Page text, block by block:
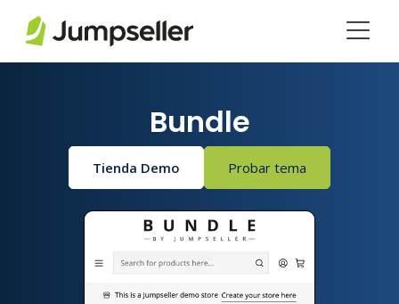
Bundle
Tienda Demo Probar tema